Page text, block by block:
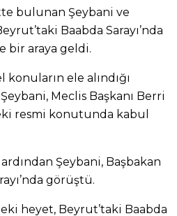
bulunan Şeybani ve
Baabda Sarayı’nda
bir araya geldi.
ele alındığı
Meclis Başkanı Berri
resmi konutunda kabul
Şeybani, Başbakan
görüştü.
heyet, Beyrut’taki Baabda